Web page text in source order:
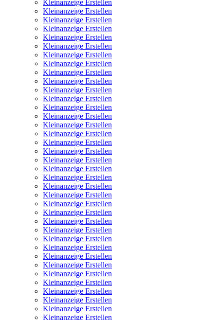
Kleinanzeige Erstellen
Kleinanzeige Erstellen
Kleinanzeige Erstellen
Kleinanzeige Erstellen
Kleinanzeige Erstellen
Kleinanzeige Erstellen
Kleinanzeige Erstellen
Kleinanzeige Erstellen
Kleinanzeige Erstellen
Kleinanzeige Erstellen
Kleinanzeige Erstellen
Kleinanzeige Erstellen
Kleinanzeige Erstellen
Kleinanzeige Erstellen
Kleinanzeige Erstellen
Kleinanzeige Erstellen
Kleinanzeige Erstellen
Kleinanzeige Erstellen
Kleinanzeige Erstellen
Kleinanzeige Erstellen
Kleinanzeige Erstellen
Kleinanzeige Erstellen
Kleinanzeige Erstellen
Kleinanzeige Erstellen
Kleinanzeige Erstellen
Kleinanzeige Erstellen
Kleinanzeige Erstellen
Kleinanzeige Erstellen
Kleinanzeige Erstellen
Kleinanzeige Erstellen
Kleinanzeige Erstellen
Kleinanzeige Erstellen
Kleinanzeige Erstellen
Kleinanzeige Erstellen
Kleinanzeige Erstellen
Kleinanzeige Erstellen
Kleinanzeige Erstellen